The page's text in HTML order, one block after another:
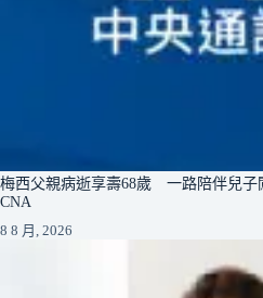
梅西父親病逝享壽68歲 一路陪伴兒子
CNA
8 8 月, 2026